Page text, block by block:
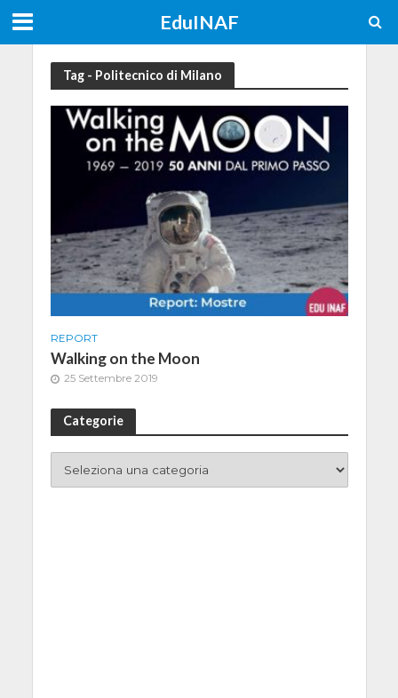
EduINAF
Tag - Politecnico di Milano
REPORT
Walking on the Moon
25 Settembre 2019
Categorie